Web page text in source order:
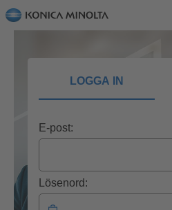
LOGGA IN
E-post:
Lösenord: